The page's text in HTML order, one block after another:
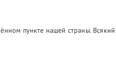
пункте нашей страны.